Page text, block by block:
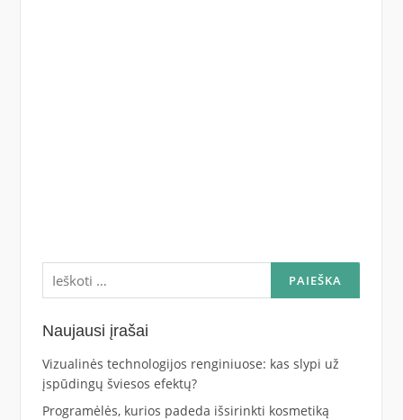
Ieškoti:
Naujausi įrašai
Vizualinės technologijos renginiuose: kas slypi už
įspūdingų šviesos efektų?
Programėlės, kurios padeda išsirinkti kosmetiką